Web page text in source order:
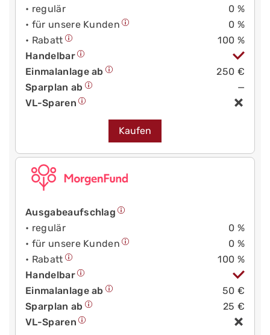
• regulär
0 %
• für unsere Kunden
0 %
• Rabatt
100 %
Handelbar
Einmalanlage ab
250 €
Sparplan ab
—
VL-Sparen
Kaufen
Ausgabeaufschlag
• regulär
0 %
• für unsere Kunden
0 %
• Rabatt
100 %
Handelbar
Einmalanlage ab
50 €
Sparplan ab
25 €
VL-Sparen